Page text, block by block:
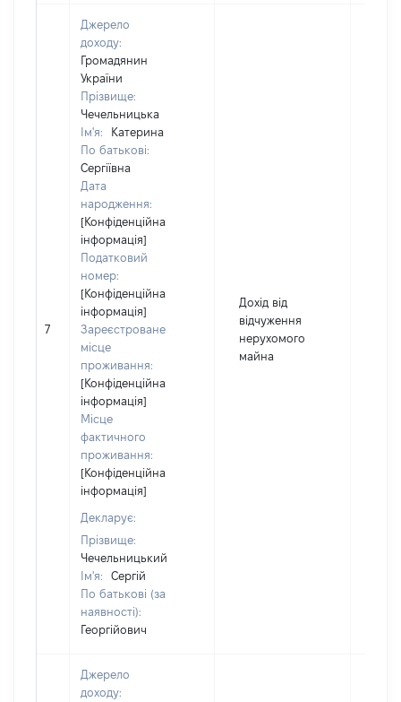
7
Джерело
доходу:
Громадянин
України
Прізвище:
Чечельницька
Ім'я:
Катерина
По батькові:
Сергіївна
Дата
народження:
[Конфіденційна
інформація]
Податковий
номер:
[Конфіденційна
інформація]
Зареєстроване
місце
проживання:
[Конфіденційна
інформація]
Місце
фактичного
проживання:
[Конфіденційна
інформація]
Декларує:
Прізвище:
Чечельницький
Ім'я:
Сергій
По батькові (за
наявності):
Георгійович
Дохід від
відчуження
нерухомого
майна
Джерело
доходу: